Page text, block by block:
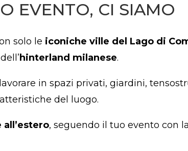
EVENTO, CI SIAMO
solo le iconiche ville del Lago di
hinterland milanese.
in spazi privati, giardini,
del luogo.
, seguendo il tuo evento con